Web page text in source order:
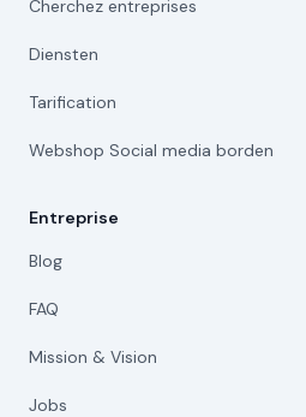
Cherchez entreprises
Diensten
Tarification
Webshop Social media borden
Entreprise
Blog
FAQ
Mission & Vision
Jobs